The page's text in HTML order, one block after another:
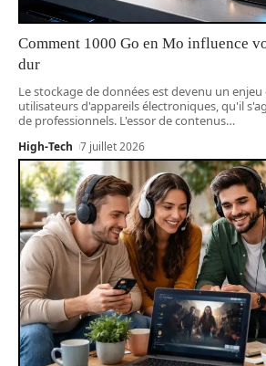
Comment 1000 Go en Mo influence
dur
Le stockage de données est devenu un
utilisateurs d'appareils électroniques, qu'il
de professionnels. L'essor de contenus…
High-Tech 7 juillet 2026